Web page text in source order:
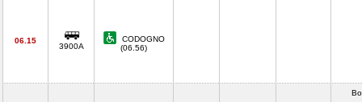
06.15
3900A
CODOGNO
(06.56)